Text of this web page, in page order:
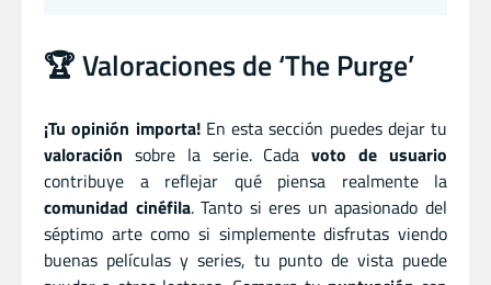
🏆 Valoraciones de ‘The Purge’
¡Tu opinión importa!En esta sección puedes dejar tu
valoración sobre la serie. Cadavoto de usuario
contribuye a reflejar qué piensa realmente la
comunidad cinéfila. Tanto si eres un apasionado del
séptimo arte como si simplemente disfrutas viendo
buenas películas y series, tu punto de vista puede